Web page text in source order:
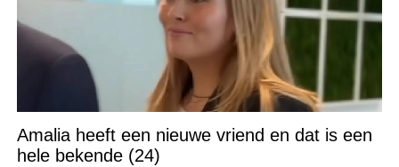
Amalia heeft een nieuwe vriend en dat is een
hele bekende (24)